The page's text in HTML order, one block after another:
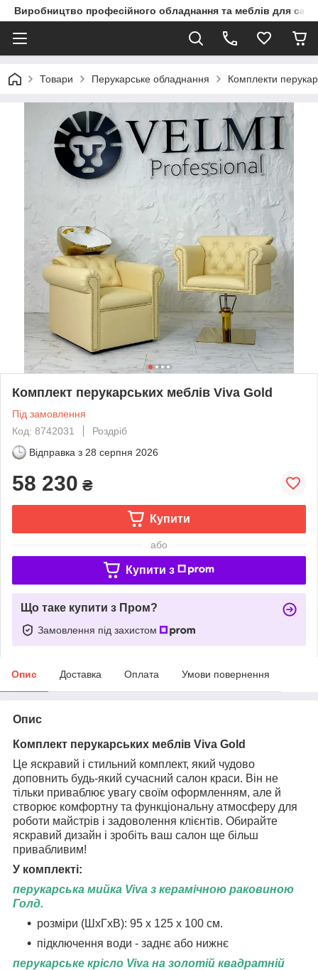
Виробництво професійного обладнання та меблів для
Товари Перукарське обладнання Комплекти
Комплект перукарських меблів Viva Gold
Під замовлення
Код: 8742031
Роздріб
Відправка з 28 серпня 2026
58 230 ₴
Купити
або
Купити з
Що таке купити з Пром?
Замовлення під захистом
Опис Доставка Оплата Умови повернення
Опис
Комплект перукарських меблів Viva Gold
Це яскравий і стильний комплект, який чудово
доповнить будь-який сучасний салон краси. Він не
тільки приваблює увагу своїм оформленням, але й
створює комфортну та функціональну атмосферу для
роботи майстрів і задоволення клієнтів. Обирайте
яскравий дизайн і зробіть ваш салон ще більш
привабливим!
У комплекті:
перукарська мийка Viva з керамічною раковиною
Голд.
розміри (ШхГхВ): 95 х 125 х 100 см.
підключення води - заднє або нижнє
перукарське крісло Viva на золотій квадратній